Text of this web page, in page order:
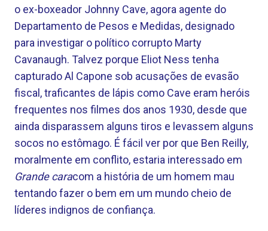
o ex-boxeador Johnny Cave, agora agente do
Departamento de Pesos e Medidas, designado
para investigar o político corrupto Marty
Cavanaugh. Talvez porque Eliot Ness tenha
capturado Al Capone sob acusações de evasão
fiscal, traficantes de lápis como Cave eram heróis
frequentes nos filmes dos anos 1930, desde que
ainda disparassem alguns tiros e levassem alguns
socos no estômago. É fácil ver por que Ben Reilly,
moralmente em conflito, estaria interessado em
Grande caracom a história de um homem mau
tentando fazer o bem em um mundo cheio de
líderes indignos de confiança.